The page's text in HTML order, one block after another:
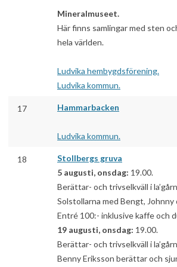
Mineralmuseet.
Här finns samlingar med sten
hela världen.
Ludvika hembygdsförening.
Ludvika kommun.
17 Hammarbacken
Ludvika kommun.
18
Stollbergs gruva
5 augusti, onsdag: 19.00.
Berättar- och trivselkväll i
Solstollarna med Bengt, Johnny
Entré 100:- inklusive kaffe och
19 augusti, onsdag: 19.00.
Berättar- och trivselkväll i
Benny Eriksson berättar och